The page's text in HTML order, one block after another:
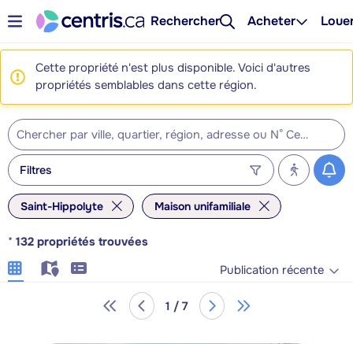
Rechercher Acheter
Cette propriété n'est plus disponible. Voici d'autres
propriétés semblables dans cette région.
Filtres
Saint-Hippolyte Maison unifamiliale
* 132 propriétés trouvées
Publication récente
1 / 7